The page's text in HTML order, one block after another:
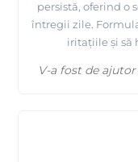
persistă, oferind o
întregii zile.
iritațiile și să
V-a fost de